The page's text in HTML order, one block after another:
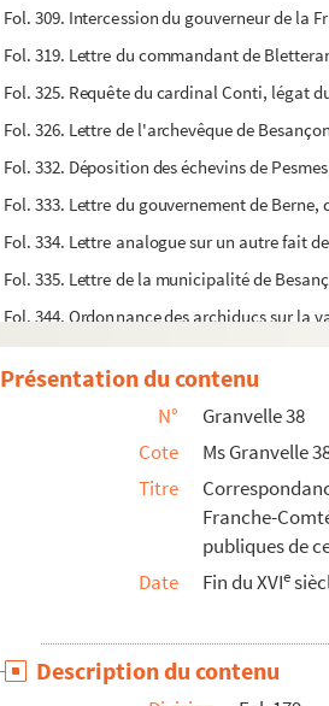
Fol. 309. Intercession du gouverneur de la
Fol. 319. Lettre du commandant de
Fol. 325. Requête du cardinal Conti, légat
Fol. 326. Lettre de l'archevêque de
Fol. 332. Déposition des échevins de
Fol. 333. Lettre du gouvernement de
Fol. 334. Lettre analogue sur un autre fait
Fol. 335. Lettre de la municipalité de
Fol. 344. Ordonnance des archiducs sur la
Fol. 350. Envoi de ce document au
Fol. 354. Supplique à l'archiduc Albert, à
Fol. 356. Délégation donnée par
Fol. 359. Avis favorable du gouverneur
Fol. 364. Avis du même, au sujet
Fol. 365. Lettre des commissaires du
Fol. 367. Lettre du gouverneur de la
Fol. 393. Lettre du général en chef
Fol. 395. Requête de Georges Aymonet,
Présentation du contenu
N°
Granvelle 38
Cote
Ms Granvelle
Titre
Franche-
publiques de
Date
Fin du XVIe
Description du contenu